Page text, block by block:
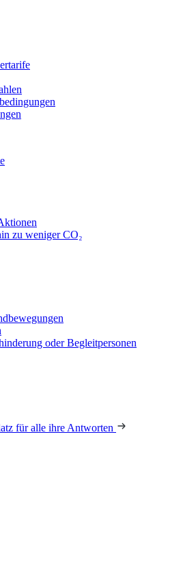
zu weniger CO₂
oder Begleitpersonen
für alle ihre Antworten